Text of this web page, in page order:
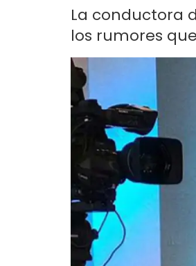
La conductora
los rumores